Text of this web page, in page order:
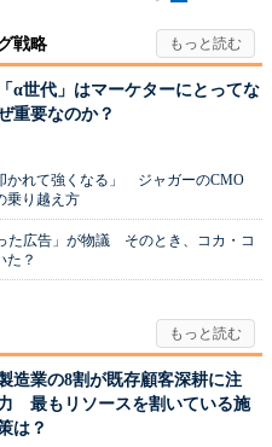
戦略
「α世代」はマーケターにとってな
重要なのか？
かれて強くなる」 ジャガーのCMO
乗り越え方
た広告」が物議 そのとき、コカ・コ
た？
造業の8割が既存顧客深耕に注
最もリソースを割いている施
は？